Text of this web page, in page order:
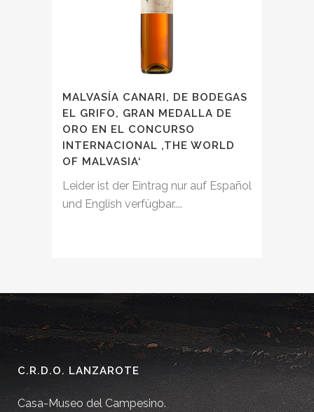
MALVASÍA CANARI, DE BODEGAS
EL GRIFO, GRAN MEDALLA DE
ORO EN EL CONCURSO
INTERNACIONAL ‚THE WORLD
OF MALVASIA‘
Leider ist der Eintrag nur auf Español
und English verfügbar....
C.R.D.O. LANZAROTE
Casa-Museo del Campesino.